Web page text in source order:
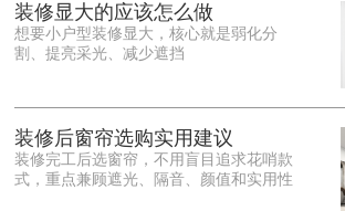
装修显大的应该怎么做
想要小户型装修显大，核心就是弱化分
割、提亮采光、减少遮挡
装修后窗帘选购实用建议
装修完工后选窗帘，不用盲目追求花哨款
式，重点兼顾遮光、隔音、颜值和实用性